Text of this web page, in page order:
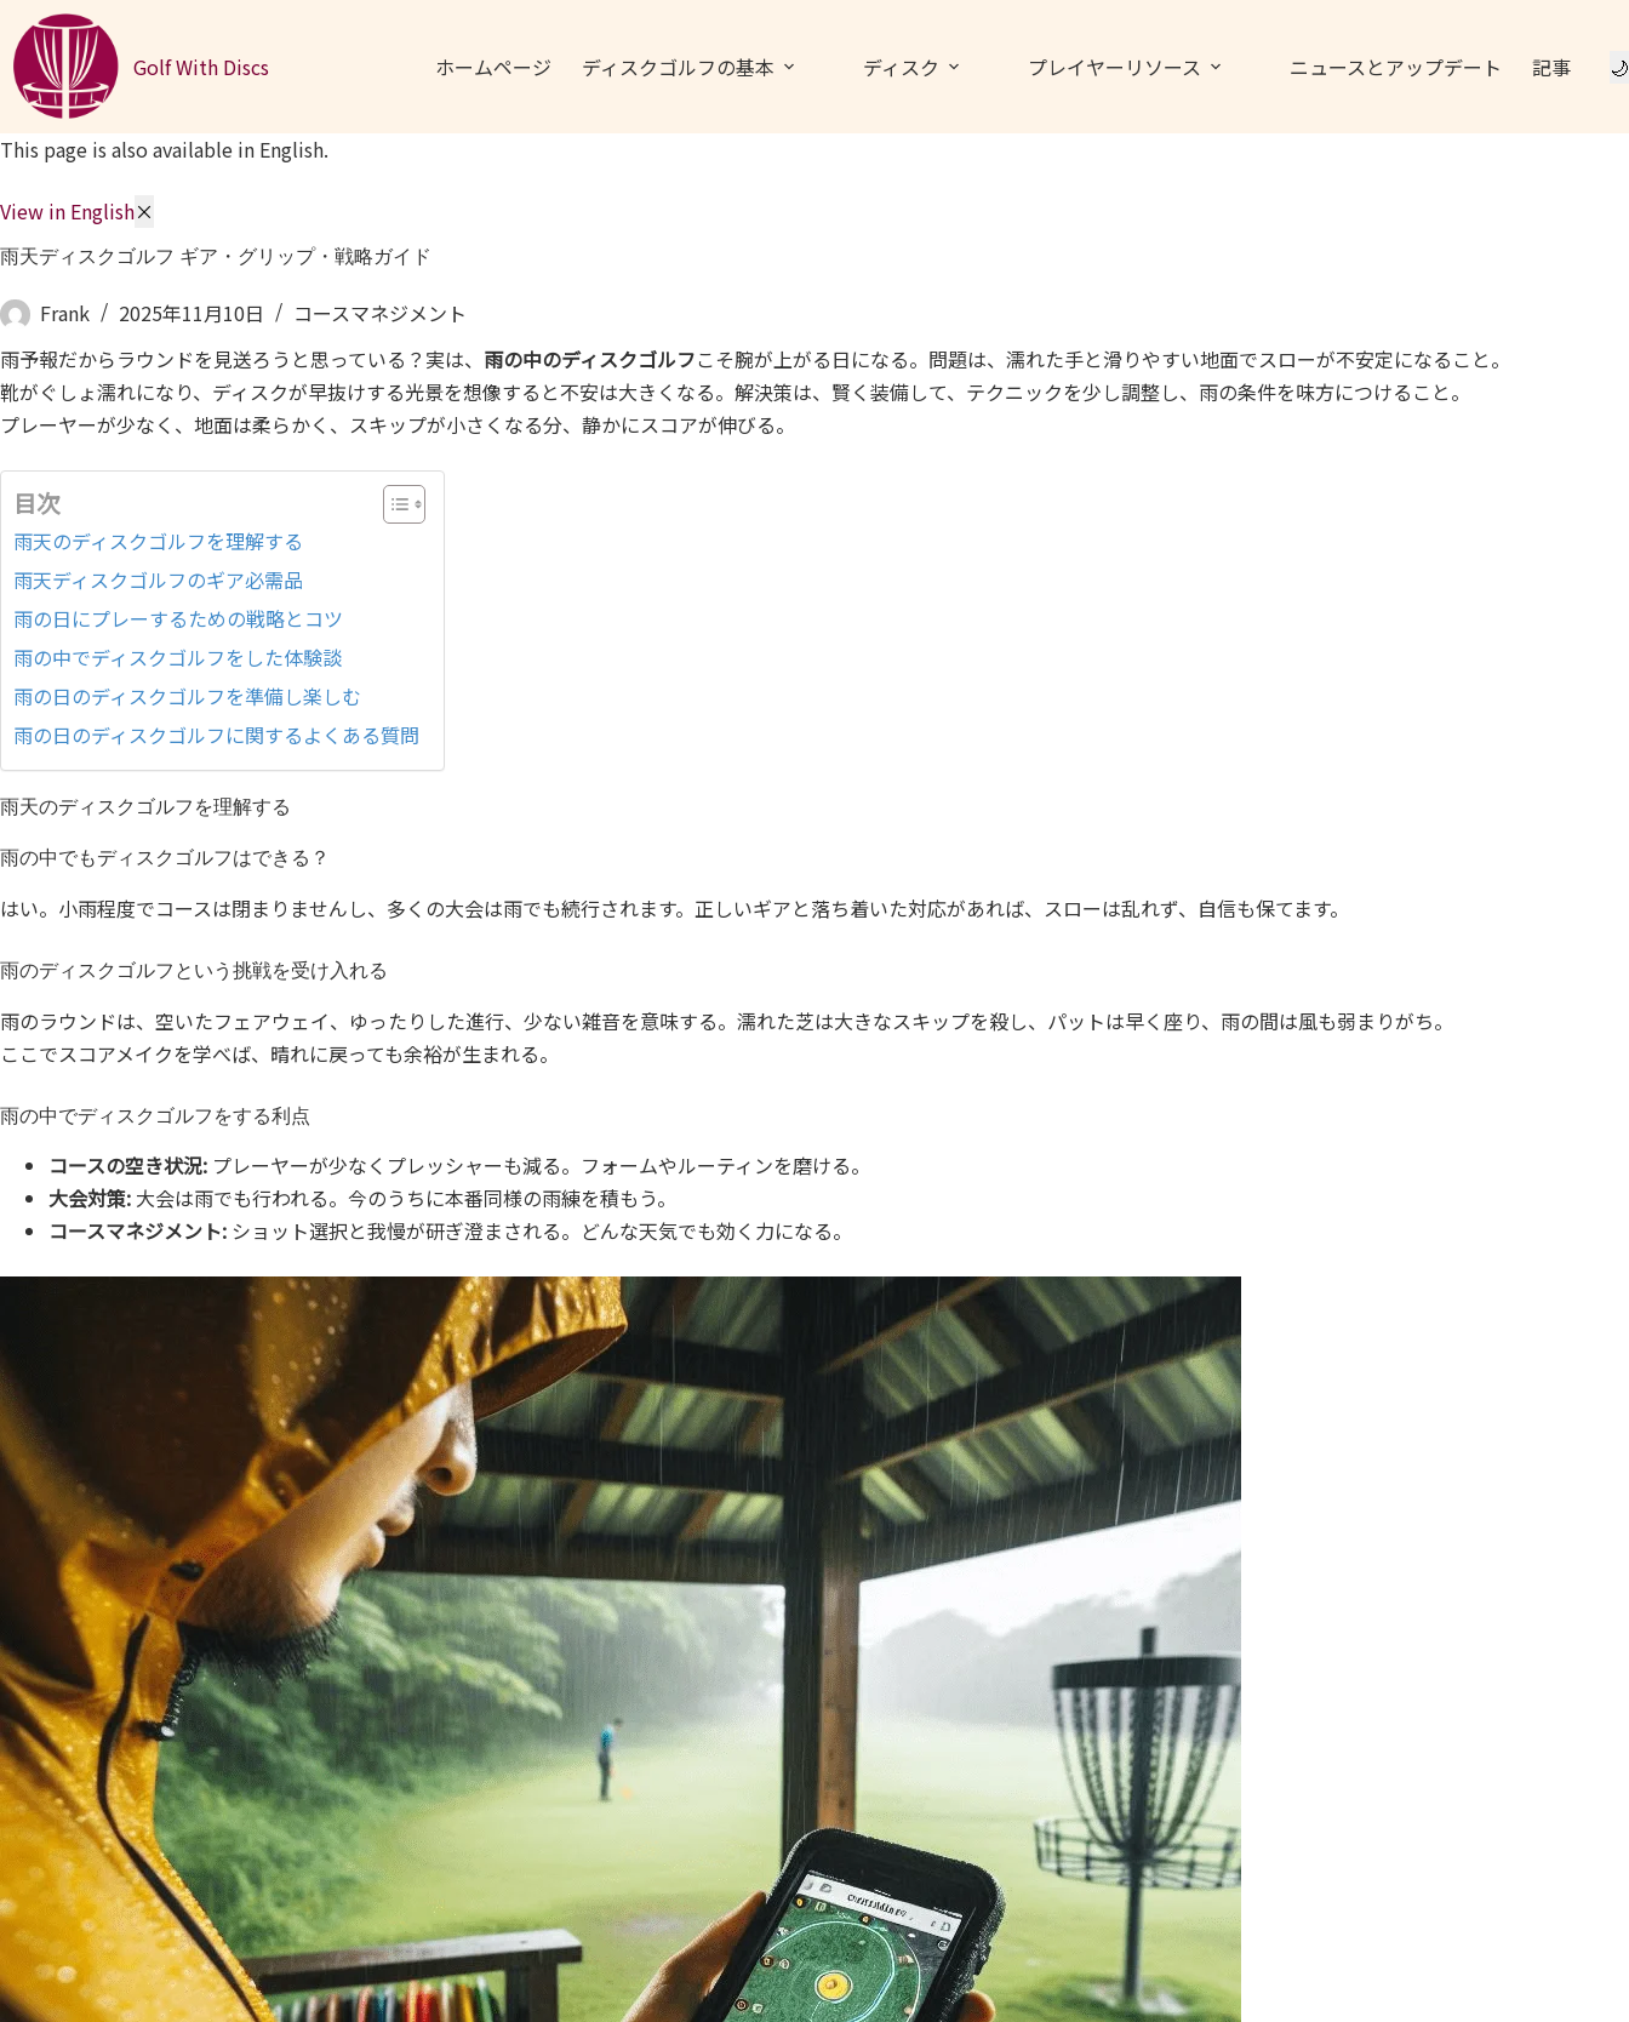
コンテンツへスキップ
Golf With Discs
ホームページ ディスクゴルフの基本 ディスク プレイヤーリソース ニュースとアップデート 記事 🌙
This page is also available in English.
View in English×
雨天ディスクゴルフ ギア・グリップ・戦略ガイド
Frank 2025年11月10日
コースマネジメント
雨予報だからラウンドを見送ろうと思っている？実は、 雨の中のディスクゴルフこそ腕が上がる日になる。問題は、濡れた手と滑りやすい地面でスローが不安定になること。
靴がぐしょ濡れになり、ディスクが早抜けする光景を想像すると不安は大きくなる。解決策は、賢く装備して、テクニックを少し調整し、雨の条件を味方につけること。
プレーヤーが少なく、地面は柔らかく、スキップが小さくなる分、静かにスコアが伸びる。
目次
雨天のディスクゴルフを理解する
雨天ディスクゴルフのギア必需品
雨の日にプレーするための戦略とコツ
雨の中でディスクゴルフをした体験談
雨の日のディスクゴルフを準備し楽しむ
雨の日のディスクゴルフに関するよくある質問
雨天のディスクゴルフを理解する
雨の中でもディスクゴルフはできる？
はい。小雨程度でコースは閉まりませんし、多くの大会は雨でも続行されます。正しいギアと落ち着いた対応があれば、スローは乱れず、自信も保てます。
雨のディスクゴルフという挑戦を受け入れる
雨のラウンドは、空いたフェアウェイ、ゆったりした進行、少ない雑音を意味する。濡れた芝は大きなスキップを殺し、パットは早く座り、雨の間は風も弱まりがち。
ここでスコアメイクを学べば、晴れに戻っても余裕が生まれる。
雨の中でディスクゴルフをする利点
コースの空き状況: プレーヤーが少なくプレッシャーも減る。フォームやルーティンを磨ける。
大会対策: 大会は雨でも行われる。今のうちに本番同様の雨練を積もう。
コースマネジメント: ショット選択と我慢が研ぎ澄まされる。どんな天気でも効く力になる。